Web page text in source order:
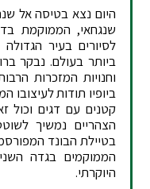
שנגחאי, הממוקמת
לסיורים בעיר
ביותר בעולם. נבקר
וחנויות המזכרות
ביופיו תודות לעיצובו
קטנים עם דגים וכול
הצהריים נמשיך
בטיילת הבונד
הממוקמים בגדה
היוקרתי.